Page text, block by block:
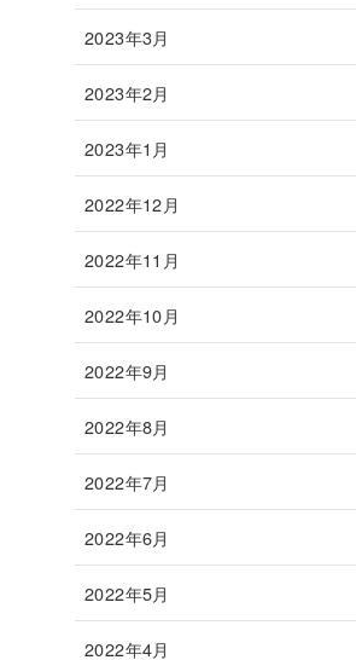
2023年3月
2023年2月
2023年1月
2022年12月
2022年11月
2022年10月
2022年9月
2022年8月
2022年7月
2022年6月
2022年5月
2022年4月